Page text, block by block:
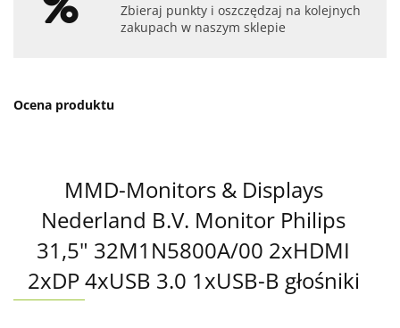
Zbieraj punkty i oszczędzaj na kolejnych
zakupach w naszym sklepie
Ocena produktu
MMD-Monitors & Displays
Nederland B.V. Monitor Philips
31,5" 32M1N5800A/00 2xHDMI
2xDP 4xUSB 3.0 1xUSB-B głośniki